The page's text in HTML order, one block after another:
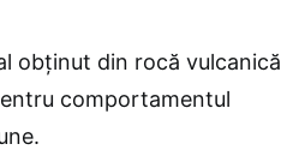
obținut din rocă vulcanică
comportamentul